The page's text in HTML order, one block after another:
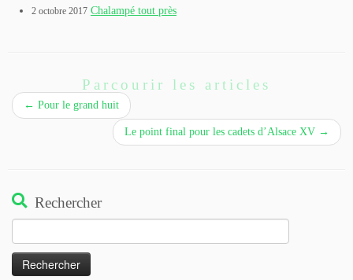
2 octobre 2017 Chalampé tout près
Parcourir les articles
← Pour le grand huit
Le point final pour les cadets d’Alsace XV →
Rechercher